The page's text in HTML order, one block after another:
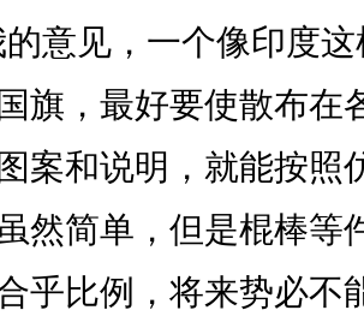
见，一个像印度这
旗，最好要使散布在
案和说明，就能按照
然简单，但是棍棒等
乎比例，将来势必不